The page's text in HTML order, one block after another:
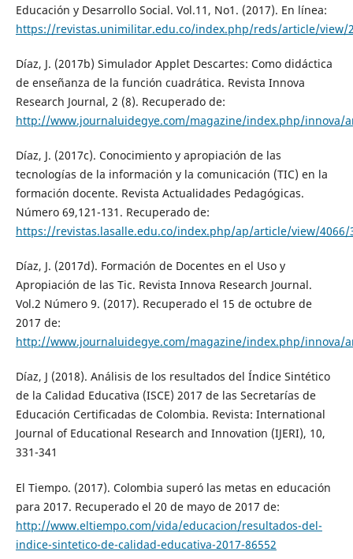
Educación y Desarrollo Social. Vol.11, No1. (2017). En línea:
https://revistas.unimilitar.edu.co/index.php/reds/article/view/
Díaz, J. (2017b) Simulador Applet Descartes: Como didáctica
de enseñanza de la función cuadrática. Revista Innova
Research Journal, 2 (8). Recuperado de:
http://www.journaluidegye.com/magazine/index.php/innova/
Díaz, J. (2017c). Conocimiento y apropiación de las
tecnologías de la información y la comunicación (TIC) en la
formación docente. Revista Actualidades Pedagógicas.
Número 69,121-131. Recuperado de:
https://revistas.lasalle.edu.co/index.php/ap/article/view/4066/
Díaz, J. (2017d). Formación de Docentes en el Uso y
Apropiación de las Tic. Revista Innova Research Journal.
Vol.2 Número 9. (2017). Recuperado el 15 de octubre de
2017 de:
http://www.journaluidegye.com/magazine/index.php/innova/
Díaz, J (2018). Análisis de los resultados del Índice Sintético
de la Calidad Educativa (ISCE) 2017 de las Secretarías de
Educación Certificadas de Colombia. Revista: International
Journal of Educational Research and Innovation (IJERI), 10,
331-341
El Tiempo. (2017). Colombia superó las metas en educación
para 2017. Recuperado el 20 de mayo de 2017 de:
http://www.eltiempo.com/vida/educacion/resultados-del-
indice-sintetico-de-calidad-educativa-2017-86552